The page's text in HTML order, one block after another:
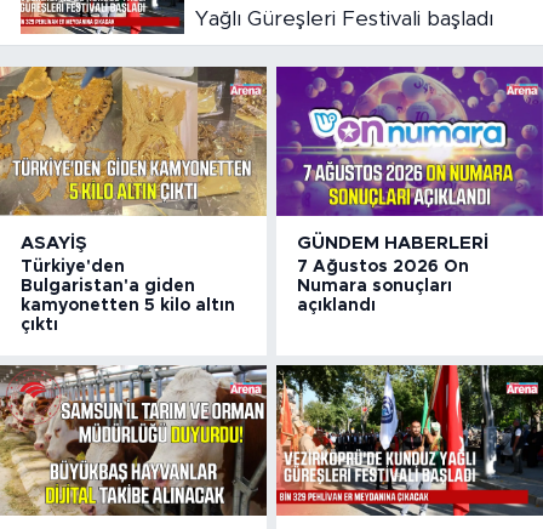
Yağlı Güreşleri Festivali başladı
ASAYIŞ
Türkiye'den
Bulgaristan'a giden
kamyonetten 5 kilo altın
çıktı
GÜNDEM HABERLERI
7 Ağustos 2026 On
Numara sonuçları
açıklandı